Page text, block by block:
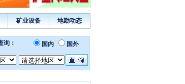
矿业设备 地勘动态